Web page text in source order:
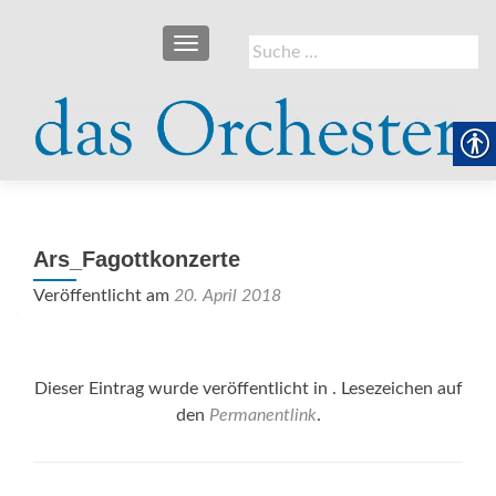
Suche
nach:
SCHALTE NAVIGATION
Ars_Fagottkonzerte
Veröffentlicht am 20. April 2018
Dieser Eintrag wurde veröffentlicht in . Lesezeichen auf
den Permanentlink.